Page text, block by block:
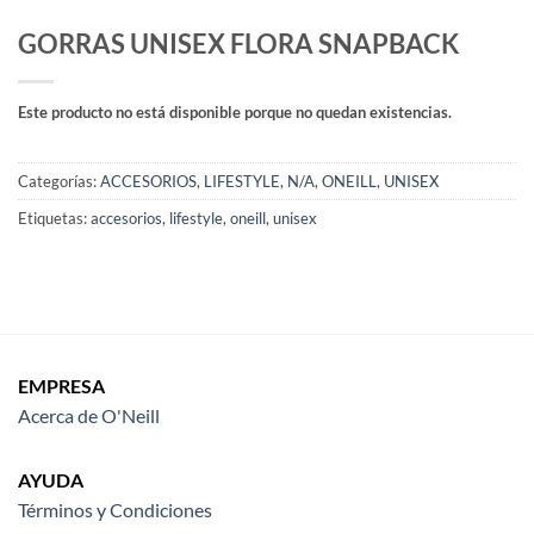
GORRAS UNISEX FLORA SNAPBACK
Este producto no está disponible porque no quedan existencias.
Categorías:ACCESORIOS, LIFESTYLE, N/A, ONEILL , UNISEX
Etiquetas:accesorios, lifestyle, oneill, unisex
EMPRESA
Acerca de O'Neill
AYUDA
Términos y Condiciones